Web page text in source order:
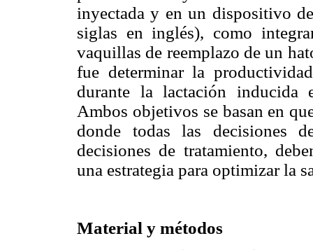
inyectada y en un dispositivo
siglas en inglés), como
vaquillas de reemplazo de un
fue determinar la
durante la lactación inducida
Ambos objetivos se basan en
donde todas las decisiones
decisiones de tratamiento,
una estrategia para optimizar la
Material y métodos